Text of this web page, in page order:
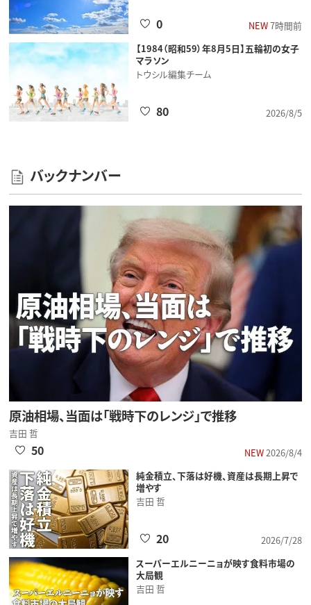
NEW7時間前
0
【1984（昭和59）年8月5日】五輪初の女子
マラソン
トウシル編集チーム
2026/8/5
80
バックナンバー
原油相場、当面は「戦時下のレンジ」で推移
吉田 哲
NEW2026/8/4
50
純金積立、下落は好機、資産は長期上昇で
増やす
吉田 哲
2026/7/28
20
スーパーエルニーニョが映す食料市場の
大局観
吉田 哲